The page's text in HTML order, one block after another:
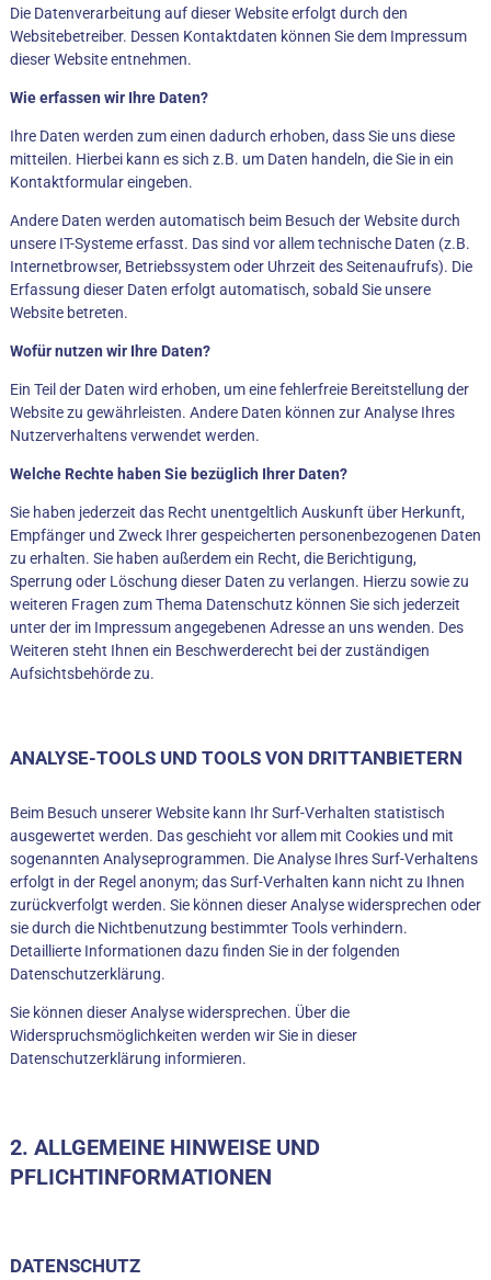
Die Datenverarbeitung auf dieser Website erfolgt durch den
Websitebetreiber. Dessen Kontaktdaten können Sie dem Impressum
dieser Website entnehmen.
Wie erfassen wir Ihre Daten?
Ihre Daten werden zum einen dadurch erhoben, dass Sie uns diese
mitteilen. Hierbei kann es sich z.B. um Daten handeln, die Sie in ein
Kontaktformular eingeben.
Andere Daten werden automatisch beim Besuch der Website durch
unsere IT-Systeme erfasst. Das sind vor allem technische Daten (z.B.
Internetbrowser, Betriebssystem oder Uhrzeit des Seitenaufrufs). Die
Erfassung dieser Daten erfolgt automatisch, sobald Sie unsere
Website betreten.
Wofür nutzen wir Ihre Daten?
Ein Teil der Daten wird erhoben, um eine fehlerfreie Bereitstellung der
Website zu gewährleisten. Andere Daten können zur Analyse Ihres
Nutzerverhaltens verwendet werden.
Welche Rechte haben Sie bezüglich Ihrer Daten?
Sie haben jederzeit das Recht unentgeltlich Auskunft über Herkunft,
Empfänger und Zweck Ihrer gespeicherten personenbezogenen Daten
zu erhalten. Sie haben außerdem ein Recht, die Berichtigung,
Sperrung oder Löschung dieser Daten zu verlangen. Hierzu sowie zu
weiteren Fragen zum Thema Datenschutz können Sie sich jederzeit
unter der im Impressum angegebenen Adresse an uns wenden. Des
Weiteren steht Ihnen ein Beschwerderecht bei der zuständigen
Aufsichtsbehörde zu.
ANALYSE-TOOLS UND TOOLS VON DRITTANBIETERN
Beim Besuch unserer Website kann Ihr Surf-Verhalten statistisch
ausgewertet werden. Das geschieht vor allem mit Cookies und mit
sogenannten Analyseprogrammen. Die Analyse Ihres Surf-Verhaltens
erfolgt in der Regel anonym; das Surf-Verhalten kann nicht zu Ihnen
zurückverfolgt werden. Sie können dieser Analyse widersprechen oder
sie durch die Nichtbenutzung bestimmter Tools verhindern.
Detaillierte Informationen dazu finden Sie in der folgenden
Datenschutzerklärung.
Sie können dieser Analyse widersprechen. Über die
Widerspruchsmöglichkeiten werden wir Sie in dieser
Datenschutzerklärung informieren.
2. ALLGEMEINE HINWEISE UND
PFLICHTINFORMATIONEN
DATENSCHUTZ